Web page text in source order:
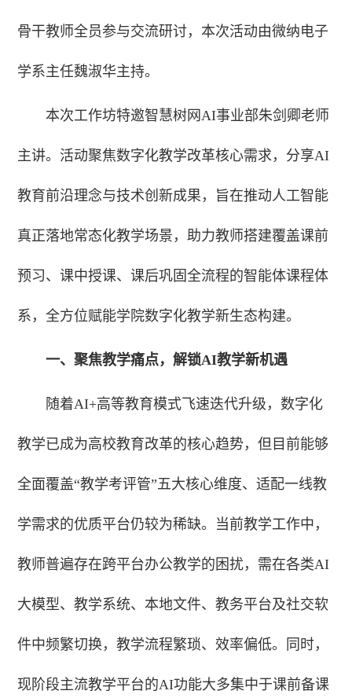
骨干教师全员参与交流研讨，本次活动由微纳电子
学系主任魏淑华主持。
本次工作坊特邀智慧树网AI事业部朱剑卿老师
主讲。活动聚焦数字化教学改革核心需求，分享AI
教育前沿理念与技术创新成果，旨在推动人工智能
真正落地常态化教学场景，助力教师搭建覆盖课前
预习、课中授课、课后巩固全流程的智能体课程体
系，全方位赋能学院数字化教学新生态构建。
一、聚焦教学痛点，解锁AI教学新机遇
随着AI+高等教育模式飞速迭代升级，数字化
教学已成为高校教育改革的核心趋势，但目前能够
全面覆盖“教学考评管”五大核心维度、适配一线教
学需求的优质平台仍较为稀缺。当前教学工作中，
教师普遍存在跨平台办公教学的困扰，需在各类AI
大模型、教学系统、本地文件、教务平台及社交软
件中频繁切换，教学流程繁琐、效率偏低。同时，
现阶段主流教学平台的AI功能大多集中于课前备课